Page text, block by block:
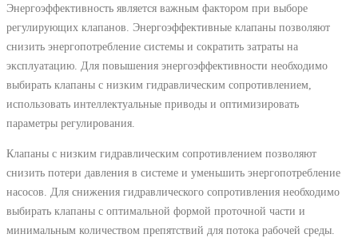
Энергоэффективность является важным фактором при выборе
регулирующих клапанов. Энергоэффективные клапаны позволяют
снизить энергопотребление системы и сократить затраты на
эксплуатацию. Для повышения энергоэффективности необходимо
выбирать клапаны с низким гидравлическим сопротивлением,
использовать интеллектуальные приводы и оптимизировать
параметры регулирования.
Клапаны с низким гидравлическим сопротивлением позволяют
снизить потери давления в системе и уменьшить энергопотребление
насосов. Для снижения гидравлического сопротивления необходимо
выбирать клапаны с оптимальной формой проточной части и
минимальным количеством препятствий для потока рабочей среды.